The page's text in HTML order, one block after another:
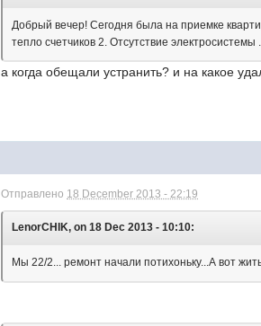
Добрый вечер! Сегодня была на приемке
тепло счетчиков 2. Отсутствие
а когда обещали устранить? и на какое
Отправлено 18 December 2013 - 22:19
LenorCHIK, on 18 Dec 2013 - 10:10:
Мы 22/2... ремонт начали потихоньку...А вот